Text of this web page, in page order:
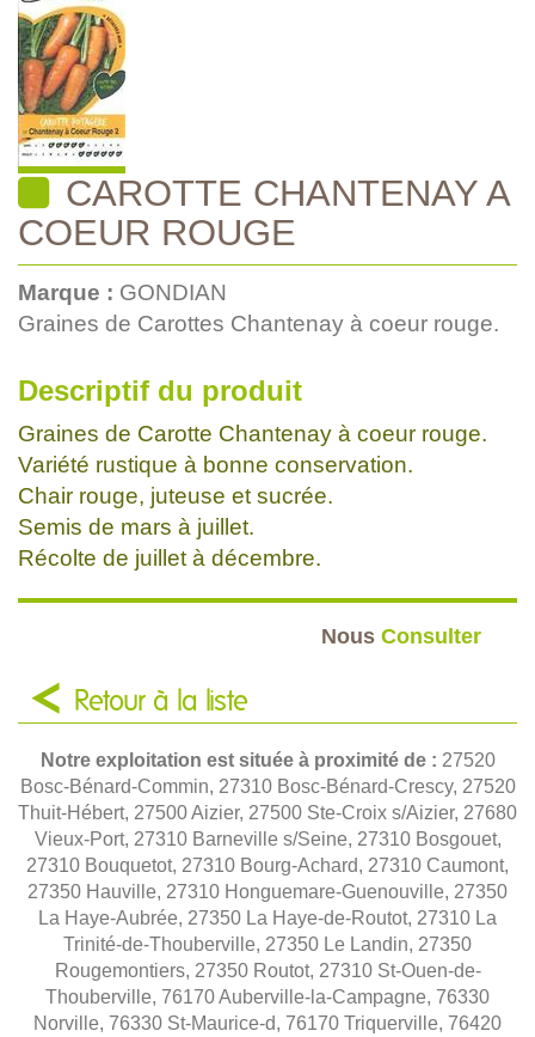
CAROTTE CHANTENAY A
COEUR ROUGE
Marque : GONDIAN
Graines de Carottes Chantenay à coeur rouge.
Descriptif du produit
Graines de Carotte Chantenay à coeur rouge.
Variété rustique à bonne conservation.
Chair rouge, juteuse et sucrée.
Semis de mars à juillet.
Récolte de juillet à décembre.
Nous Consulter
Retour à la liste
Notre exploitation est située à proximité de : 27520
Bosc-Bénard-Commin, 27310 Bosc-Bénard-Crescy, 27520
Thuit-Hébert, 27500 Aizier, 27500 Ste-Croix s/Aizier, 27680
Vieux-Port, 27310 Barneville s/Seine, 27310 Bosgouet,
27310 Bouquetot, 27310 Bourg-Achard, 27310 Caumont,
27350 Hauville, 27310 Honguemare-Guenouville, 27350
La Haye-Aubrée, 27350 La Haye-de-Routot, 27310 La
Trinité-de-Thouberville, 27350 Le Landin, 27350
Rougemontiers, 27350 Routot, 27310 St-Ouen-de-
Thouberville, 76170 Auberville-la-Campagne, 76330
Norville, 76330 St-Maurice-d, 76170 Triquerville, 76420